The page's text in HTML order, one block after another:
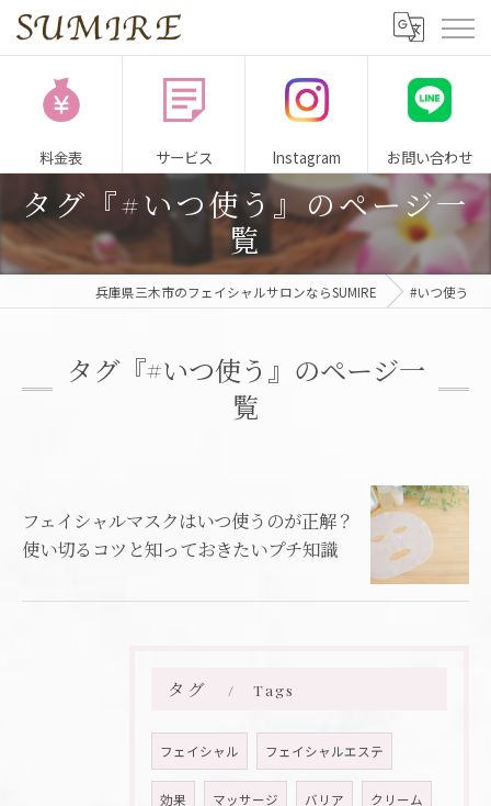
料金表 サービス Instagram お問い合わせ
タグ『#いつ使う』のページ一
覧
兵庫県三木市のフェイシャルサロンならSUMIRE #いつ使う
タグ『#いつ使う』のページ一
覧
フェイシャルマスクはいつ使うのが正解？
使い切るコツと知っておきたいプチ知識
タグ Tags
フェイシャル フェイシャルエステ
効果 マッサージ バリア クリーム